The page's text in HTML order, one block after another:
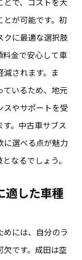
が可能です。初
クに最適な選択肢
金で安心して車
されます。ま
ているため、地元
スやサポートを受
。中古車サブス
に選べる点が魅力
なるでしょう。
適した車種
には、自分のラ
です。成田は空